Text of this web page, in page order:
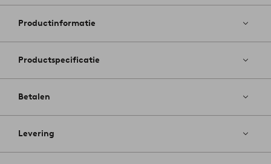
aan
favorieten
Productinformatie
Productspecificatie
Betalen
Levering